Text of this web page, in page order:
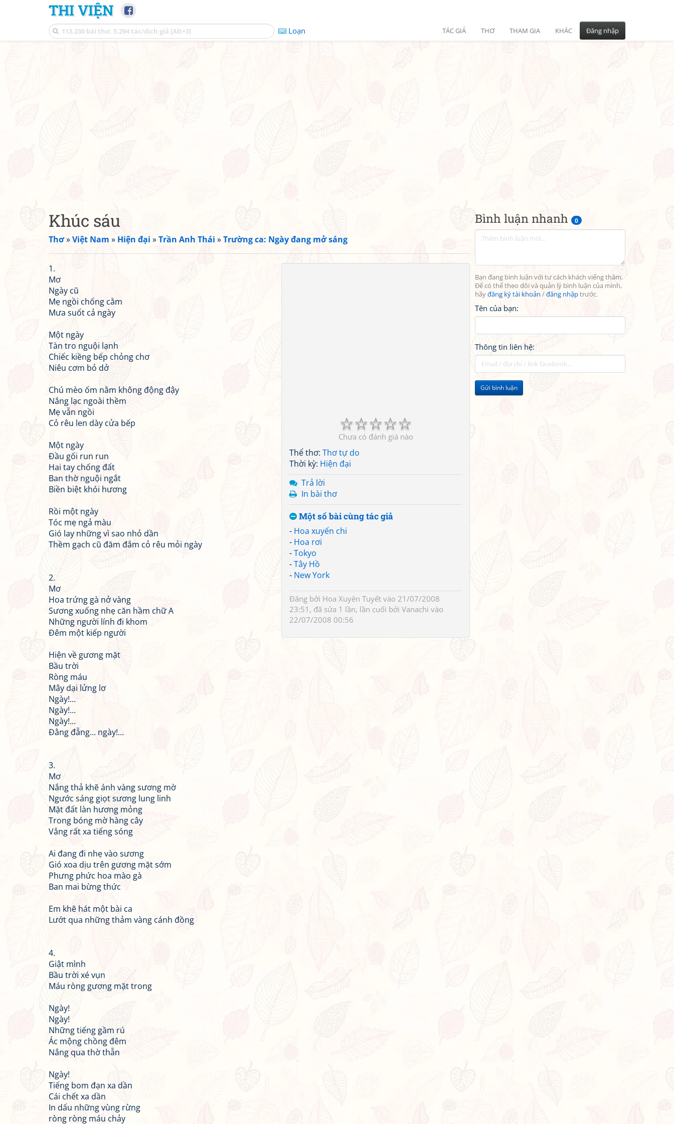
THI VIỆN
Loạn TÁC GIẢ THƠ THAM GIA KHÁC Đăng nhập
Bình luận nhanh 0
Bạn đang bình luận với tư cách khách viếng thăm.
Để có thể theo dõi và quản lý bình luận của mình,
hãyđăng ký tài khoản /đăng nhậptrước.
Tên của bạn:
Thông tin liên hệ:
Gửi bình luận
Khúc sáu
Thơ»Việt Nam » Hiện đại »Trần Anh Thái »Trường ca: Ngày đang mở sáng
☆
☆
☆
☆
☆
Chưa có đánh giá nào
Thể thơ: Thơ tự do
Thời kỳ: Hiện đại
Trả lời
In bài thơ
Một số bài cùng tác giả
- Hoa xuyến chi
- Hoa rơi
-Tokyo
-Tây Hồ
- New York
Đăng bởi Hoa Xuyên Tuyết vào 21/07/2008
23:51, đã sửa 1 lần, lần cuối bởi Vanachi vào
22/07/2008 00:56
1.
Mơ
Ngày cũ
Mẹ ngồi chống cằm
Mưa suốt cả ngày
Một ngày
Tàn tro nguội lạnh
Chiếc kiềng bếp chỏng chơ
Niêu cơm bỏ dở
Chú mèo ốm nằm không động đậy
Nắng lạc ngoài thềm
Mẹ vẫn ngồi
Cỏ rêu len dày cửa bếp
Một ngày
Đầu gối run run
Hai tay chống đất
Ban thờ nguội ngắt
Biền biệt khói hương
Rồi một ngày
Tóc mẹ ngả màu
Gió lay những vì sao nhỏ dần
Thềm gạch cũ đăm đắm cỏ rêu mỏi ngày
2.
Mơ
Hoa trứng gà nở vàng
Sương xuống nhẹ căn hầm chữ A
Những người lính đi khom
Đêm một kiếp người
Hiện về gương mặt
Bầu trời
Ròng máu
Mây dại lửng lơ
Ngày!...
Ngày!...
Ngày!...
Đằng đẵng... ngày!...
3.
Mơ
Nắng thả khẽ ánh vàng sương mờ
Ngước sáng giọt sương lung linh
Mặt đất làn hương mỏng
Trong bóng mờ hàng cây
Vẳng rất xa tiếng sóng
Ai đang đi nhẹ vào sương
Gió xoa dịu trên gương mặt sớm
Phưng phức hoa mào gà
Ban mai bừng thức
Em khẽ hát một bài ca
Lướt qua những thảm vàng cánh đồng
4.
Giật mình
Bầu trời xé vụn
Máu ròng gương mặt trong
Ngày!
Ngày!
Những tiếng gầm rú
Ác mộng chồng đêm
Nắng qua thờ thẫn
Ngày!
Tiếng bom đạn xa dần
Cái chết xa dần
In dấu những vùng rừng
ròng ròng máu chảy